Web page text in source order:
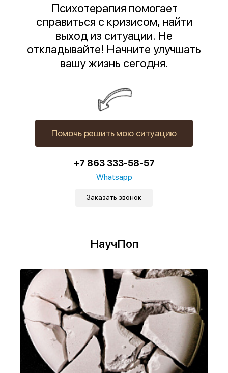
Психотерапия помогает
справиться с кризисом, найти
выход из ситуации. Не
откладывайте! Начните улучшать
вашу жизнь сегодня.
Помочь решить мою ситуацию
+7 863 333-58-57
Whatsapp
Заказать звонок
НаучПоп